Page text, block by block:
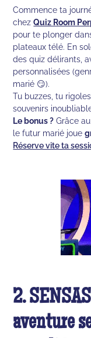
Commence ta
chezQuiz Room
pour te plonger
plateaux télé. En
des quiz délirants,
personnalisées
marié 😏).
Tu buzzes, tu
souvenirs
Le bonus ? Grâce
le futur marié joue
Réserve vite ta
2.
aventure